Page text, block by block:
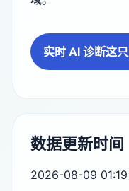
实时 AI 诊断这
数据更新时间
2026-08-09